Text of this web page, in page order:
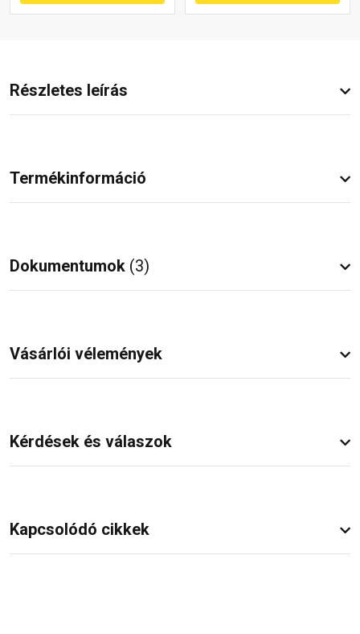
Részletes leírás
Termékinformáció
Dokumentumok (3)
Vásárlói vélemények
Kérdések és válaszok
Kapcsolódó cikkek